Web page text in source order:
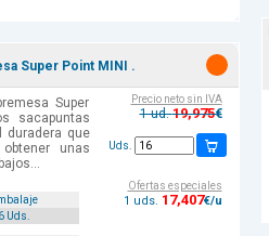
Super Point MINI .
Super
sacapuntas
duradera que
unas
6 Uds.
Precio neto sin IVA
1 ud.19,975€
Uds.
Ofertas especiales
1 uds. 17,407€/u